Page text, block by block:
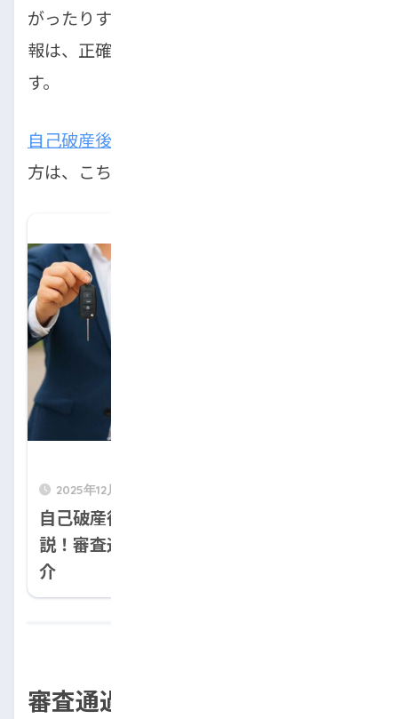
がったりする可能性があります。申し込み情
報は、正確かつ正直に申告することが鉄則で
す。
自己破産後に車は購入できる
方は、こちらの記事を参考にしてください。
2025年12月10日
自己破産後に車を購入する5つの方法を解
説！審査通過のコツやおすすめローンも紹
介
審査通過の鍵は？自社ローンで